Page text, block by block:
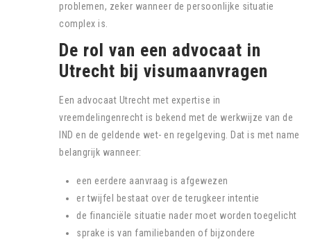
problemen, zeker wanneer de persoonlijke situatie
complex is.
De rol van een advocaat in
Utrecht bij visumaanvragen
Een advocaat Utrecht met expertise in
vreemdelingenrecht is bekend met de werkwijze van de
IND en de geldende wet- en regelgeving. Dat is met name
belangrijk wanneer:
een eerdere aanvraag is afgewezen
er twijfel bestaat over de terugkeer intentie
de financiële situatie nader moet worden toegelicht
sprake is van familiebanden of bijzondere